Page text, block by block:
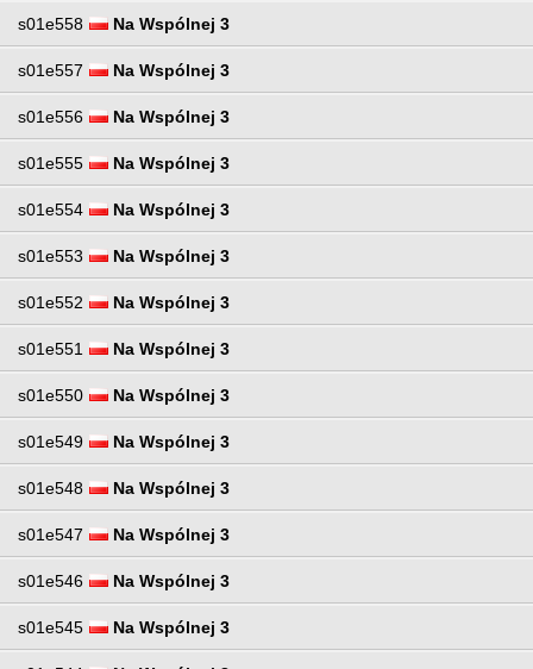
s01e558 Na Wspólnej 3
s01e557 Na Wspólnej 3
s01e556 Na Wspólnej 3
s01e555 Na Wspólnej 3
s01e554 Na Wspólnej 3
s01e553 Na Wspólnej 3
s01e552 Na Wspólnej 3
s01e551 Na Wspólnej 3
s01e550 Na Wspólnej 3
s01e549 Na Wspólnej 3
s01e548 Na Wspólnej 3
s01e547 Na Wspólnej 3
s01e546 Na Wspólnej 3
s01e545 Na Wspólnej 3